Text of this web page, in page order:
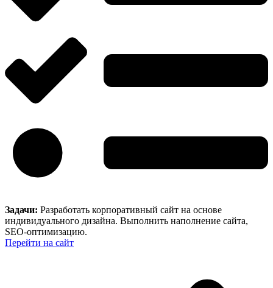
Задачи: Разработать корпоративный сайт на основе
индивидуального дизайна. Выполнить наполнение сайта,
SEO-оптимизацию.
Перейти на сайт